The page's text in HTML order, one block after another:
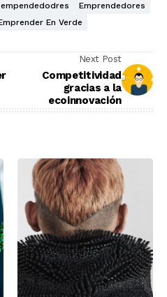
Emprendedores
En Verde
Next Post
Competitividad
gracias a la
ecoinnovación